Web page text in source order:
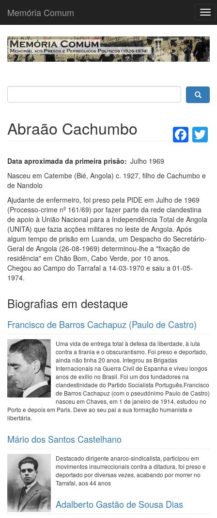
Passar
para
Memória Comum
Abraão Cachumbo
Data aproximada da primeira prisão
Julho 1969
Nasceu em Catembe (Bié, Angola) c. 1927, filho de Cachumbo e
de Nandolo
Ajudante de enfermeiro, foi preso pela PIDE em Julho de 1969
(Processo-crime nº 161/69) por fazer parte da rede clandestina
de apoio à União Nacional para a Independência Total de Angola
(UNITA) que fazia acções militares no leste de Angola. Após
algum tempo de prisão em Luanda, um Despacho do Secretário-
Geral de Angola (26-08-1969) determinou-lhe a "fixação de
residência" em Chão Bom, Cabo Verde, por 10 anos.
Chegou ao Campo do Tarrafal a 14-03-1970 e saiu a 01-05-
1974.
Biografias em destaque
Francisco de Barros Cachapuz (Paulo de Castro)
Uma vida de entrega total à defesa da liberdade, à luta
contra a tirania e o obscurantismo. Foi preso e deportado,
ainda não tinha 20 anos. Integrou as Brigadas
Internacionais na Guerra Civil de Espanha e viveu longos
anos de exílio no Brasil. Foi um dos fundadores na
clandestinidade do Partido Socialista Português.Francisco
de Barros Cachapuz (com o pseudónimo Paulo de Castro)
nasceu em Chaves, em 1 de janeiro de 1914, estudou no
Porto e depois em Paris. Deve ao seu pai a sua formação humanista e
libertária.
Mário dos Santos Castelhano
Destacado dirigente anarco-sindicalista, participou em
movimentos insurreccionais contra a ditadura, foi preso e
deportado por diversas vezes, acabando por morrer no
Tarrafal, aos 44 anos
Adalberto Gastão de Sousa Dias